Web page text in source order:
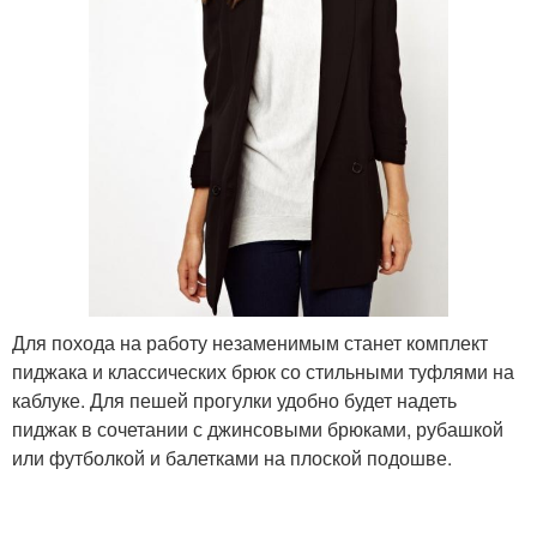
Для похода на работу незаменимым станет комплект
пиджака и классических брюк со стильными туфлями на
каблуке. Для пешей прогулки удобно будет надеть
пиджак в сочетании с джинсовыми брюками, рубашкой
или футболкой и балетками на плоской подошве.